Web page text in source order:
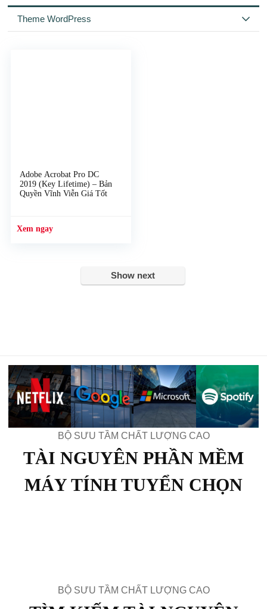
Theme WordPress
Adobe Acrobat Pro DC
2019 (Key Lifetime) – Bản
Quyền Vĩnh Viễn Giá Tốt
Show next
BỘ SƯU TẦM CHẤT LƯỢNG CAO
TÀI NGUYÊN PHẦN MỀM
MÁY TÍNH TUYỂN CHỌN
BỘ SƯU TẦM CHẤT LƯỢNG CAO